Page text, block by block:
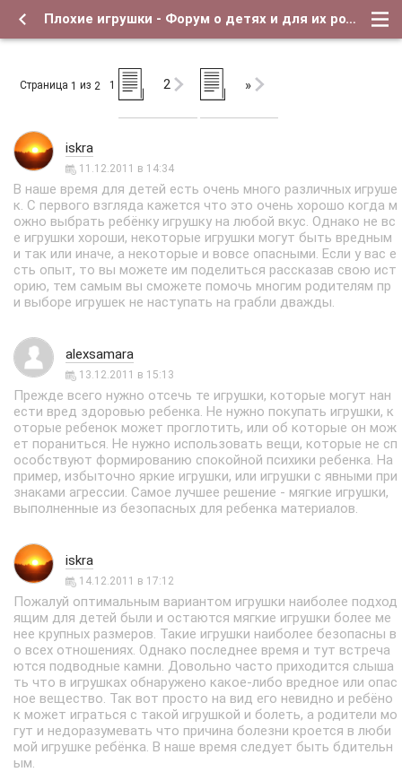
Плохие игрушки - Форум о детях и для их родителей
Страница 1 из 2 1 2 »
iskra
11.12.2011 в 14:34
В наше время для детей есть очень много различных игруше
к. С первого взгляда кажется что это очень хорошо когда м
ожно выбрать ребёнку игрушку на любой вкус. Однако не вс
е игрушки хороши, некоторые игрушки могут быть вредным
и так или иначе, а некоторые и вовсе опасными. Если у вас е
сть опыт, то вы можете им поделиться рассказав свою ист
орию, тем самым вы сможете помочь многим родителям пр
и выборе игрушек не наступать на грабли дважды.
alexsamara
13.12.2011 в 15:13
Прежде всего нужно отсечь те игрушки, которые могут нан
ести вред здоровью ребенка. Не нужно покупать игрушки, к
оторые ребенок может проглотить, или об которые он мож
ет пораниться. Не нужно использовать вещи, которые не сп
особствуют формированию спокойной психики ребенка. На
пример, избыточно яркие игрушки, или игрушки с явными при
знаками агрессии. Самое лучшее решение - мягкие игрушки,
выполненные из безопасных для ребенка материалов.
iskra
14.12.2011 в 17:12
Пожалуй оптимальным вариантом игрушки наиболее подход
ящим для детей были и остаются мягкие игрушки более ме
нее крупных размеров. Такие игрушки наиболее безопасны в
о всех отношениях. Однако последнее время и тут встреча
ются подводные камни. Довольно часто приходится слыша
ть что в игрушках обнаружено какое-либо вредное или опас
ное вещество. Так вот просто на вид его невидно и ребёно
к может играться с такой игрушкой и болеть, а родители мо
гут и недоразумевать что причина болезни кроется в люби
мой игрушке ребёнка. В наше время следует быть бдительн
ым.